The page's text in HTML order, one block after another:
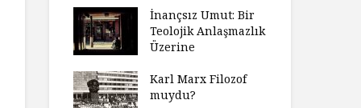
Nasıl
İnançsız Umut: Bir
Teolojik Anlaşmazlık
Üzerine
Karl Marx Filozof
muydu?